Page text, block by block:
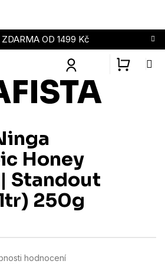
OD 1499 Kč
Honey
Standout
250g
hodnocení